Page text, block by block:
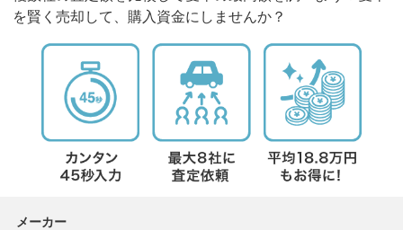
を賢く売却して、購入資金にしませんか？
メーカー